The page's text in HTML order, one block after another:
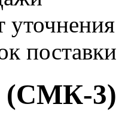
уточнения
поставки
(СМК-3)